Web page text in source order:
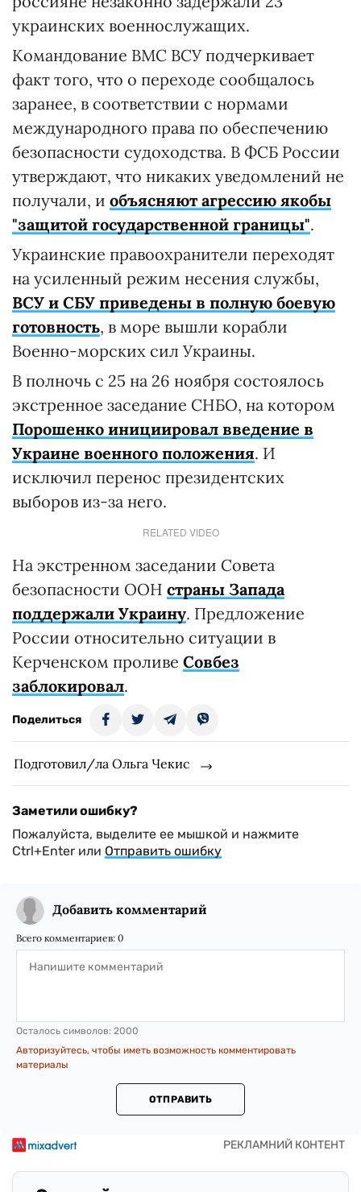
украинских военнослужащих.
Командование ВМС ВСУ подчеркивает
факт того, что о переходе сообщалось
заранее, в соответствии с нормами
международного права по обеспечению
безопасности судоходства. В ФСБ России
утверждают, что никаких уведомлений не
получали, и объясняют агрессию якобы
"защитой государственной границы".
Украинские правоохранители переходят
на усиленный режим несения службы,
ВСУ и СБУ приведены в полную боевую
готовность, в море вышли корабли
Военно-морских сил Украины.
В полночь с 25 на 26 ноября состоялось
экстренное заседание СНБО, на котором
Порошенко инициировал введение в
Украине военного положения. И
исключил перенос президентских
выборов из-за него.
RELATED VIDEO
На экстренном заседании Совета
безопасности ООН страны Запада
поддержали Украину. Предложение
России относительно ситуации в
Керченском проливе Совбез
заблокировал.
Поделиться
Подготовил/ла Ольга Чекис
Заметили ошибку?
Пожалуйста, выделите ее мышкой и нажмите
Ctrl+Enter или Отправить ошибку
Добавить комментарий
Всего комментариев: 0
Осталось символов: 2000
Авторизуйтесь, чтобы иметь возможность комментировать
материалы
ОТПРАВИТЬ